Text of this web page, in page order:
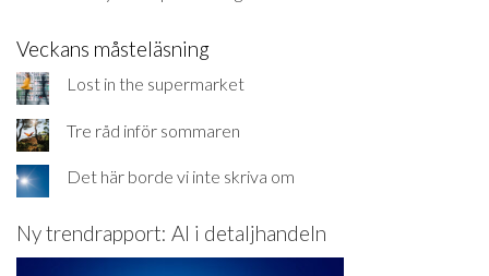
Veckans måsteläsning
Lost in the supermarket
Tre råd inför sommaren
Det här borde vi inte skriva om
Ny trendrapport: AI i detaljhandeln